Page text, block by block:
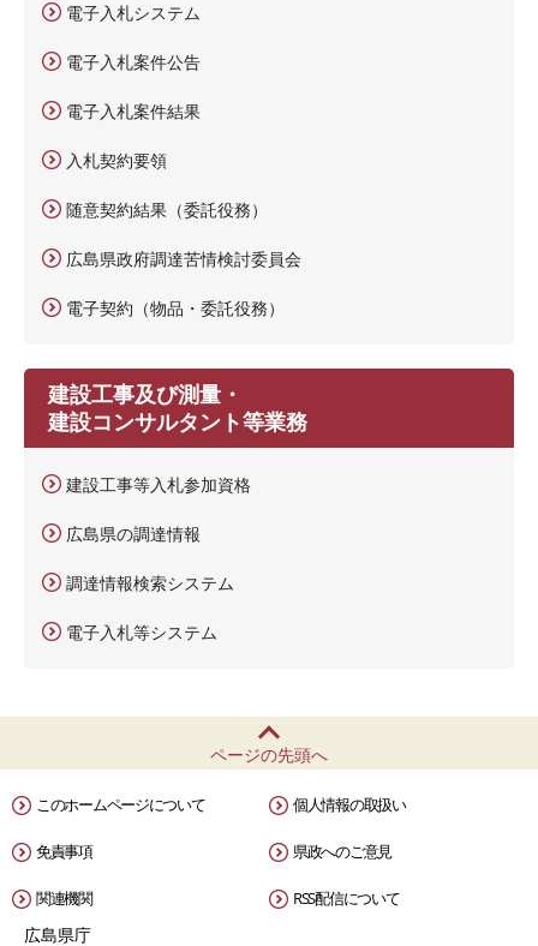
電子入札システム
電子入札案件公告
電子入札案件結果
入札契約要領
随意契約結果（委託役務）
広島県政府調達苦情検討委員会
電子契約（物品・委託役務）
建設工事及び測量・
建設コンサルタント等業務
建設工事等入札参加資格
広島県の調達情報
調達情報検索システム
電子入札等システム
ページの先頭へ
このホームページについて 個人情報の取扱い
免責事項 県政へのご意見
関連機関 RSS配信について
広島県庁